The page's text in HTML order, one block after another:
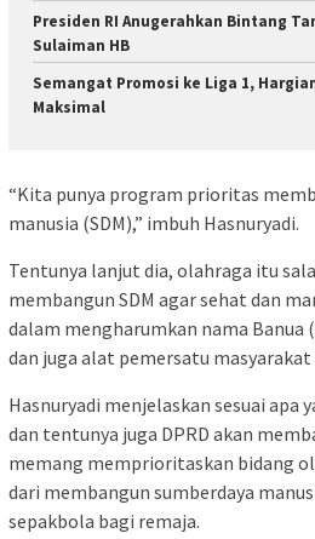
Presiden RI Anugerahkan Bintang
Sulaiman HB
Semangat Promosi ke Liga 1,
Maksimal
“Kita punya program prioritas
manusia (SDM),” imbuh Hasnuryadi.
Tentunya lanjut dia, olahraga itu
membangun SDM agar sehat dan
dalam mengharumkan nama Banua
dan juga alat pemersatu masyarakat
Hasnuryadi menjelaskan sesuai apa
dan tentunya juga DPRD akan
memang memprioritaskan bidang
dari membangun sumberdaya
sepakbola bagi remaja.